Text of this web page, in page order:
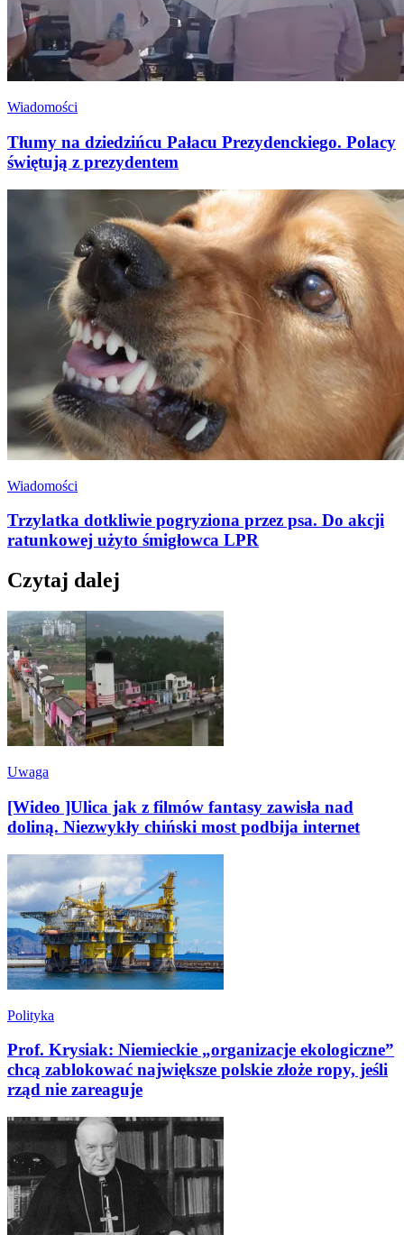
Wiadomości
Tłumy na dziedzińcu Pałacu Prezydenckiego. Polacy
świętują z prezydentem
Wiadomości
Trzylatka dotkliwie pogryziona przez psa. Do akcji
ratunkowej użyto śmigłowca LPR
Czytaj dalej
Uwaga
[Wideo ]Ulica jak z filmów fantasy zawisła nad
doliną. Niezwykły chiński most podbija internet
Polityka
Prof. Krysiak: Niemieckie „organizacje ekologiczne”
chcą zablokować największe polskie złoże ropy, jeśli
rząd nie zareaguje